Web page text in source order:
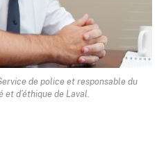
de police et responsable du
et d’éthique de Laval.